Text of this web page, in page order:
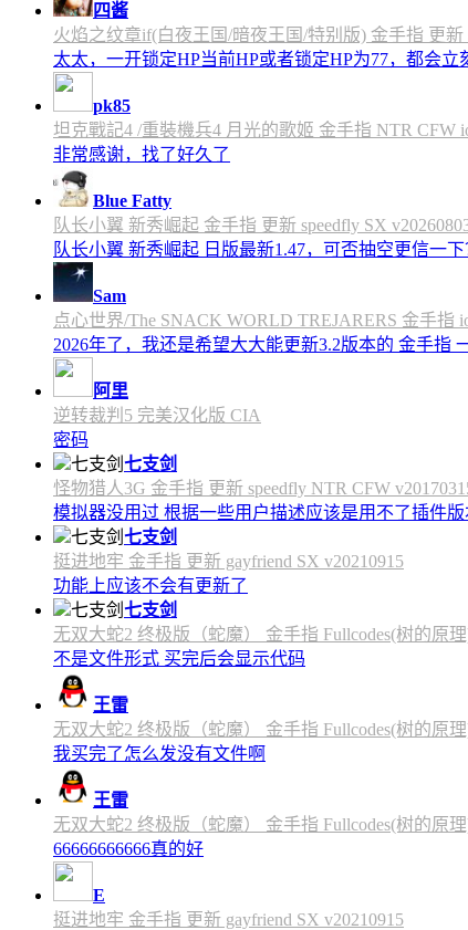
四酱
火焰之纹章if(白夜王国/暗夜王国/特别版) 金手指 更新
太太，一开锁定HP当前HP或者锁定HP为77，都会
pk85
坦克戰記4 /重裝機兵4 月光的歌姬 金手指 NTR CFW
非常感谢，找了好久了
Blue Fatty
队长小翼 新秀崛起 金手指 更新 speedfly SX
队长小翼 新秀崛起 日版最新1.47，可否抽空更信一下
Sam
点心世界/The SNACK WORLD TREJARERS 金手指
2026年了，我还是希望大大能更新3.2版本的 金手指
阿里
逆转裁判5 完美汉化版 CIA
密码
七支剑
怪物猎人3G 金手指 更新 speedfly NTR CFW
模拟器没用过 根据一些用户描述应该是用不了插件
七支剑
挺进地牢 金手指 更新 gayfriend SX v20210915
功能上应该不会有更新了
七支剑
无双大蛇2 终极版（蛇魔） 金手指 Fullcodes(树的原理
不是文件形式 买完后会显示代码
王雷
无双大蛇2 终极版（蛇魔） 金手指 Fullcodes(树的原理
我买完了怎么发没有文件啊
王雷
无双大蛇2 终极版（蛇魔） 金手指 Fullcodes(树的原理
66666666666真的好
E
挺进地牢 金手指 更新 gayfriend SX v20210915